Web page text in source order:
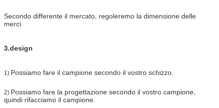
Secondo differente il mercato, regoleremo la dimensione delle
merci.
3.design
1) Possiamo fare il campione secondo il vostro schizzo.
2) Possiamo fare la progettazione secondo il vostro campione,
quindi rifacciamo il campione.